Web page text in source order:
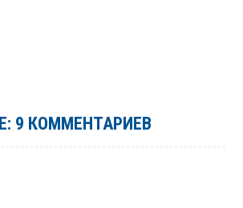
9 КОММЕНТАРИЕВ